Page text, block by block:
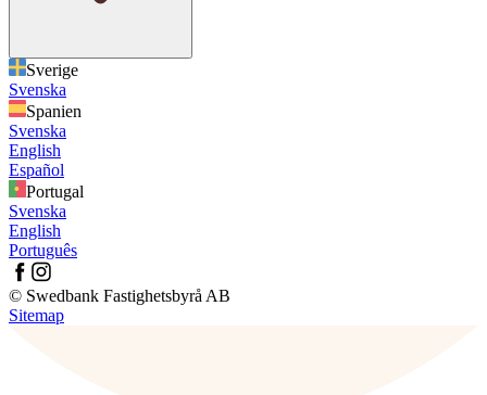
Sverige
Svenska
Spanien
Svenska
English
Español
Portugal
Svenska
English
Português
© Swedbank Fastighetsbyrå AB
Sitemap